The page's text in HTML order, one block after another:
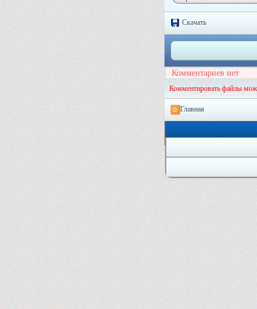
Скачать
Комментариев нет
Комментировать файлы
Главная